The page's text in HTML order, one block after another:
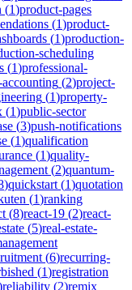
(1)product-pages
(1)product-
(1)production-
scheduling
(1)professional-
(2)project-
(1)property-
(1)public-sector
(3)push-notifications
(1)qualification
(1)quality-
(2)quantum-
)quickstart (1)quotation
(1)ranking
(8)react-19 (2)react-
(5)real-estate-
(6)recurring-
(1)registration
reliability (2)remix